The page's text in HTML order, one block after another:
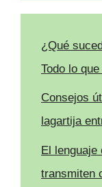
¿Qué
Todo lo
Consejos
lagartija
El lenguaje
transmiten